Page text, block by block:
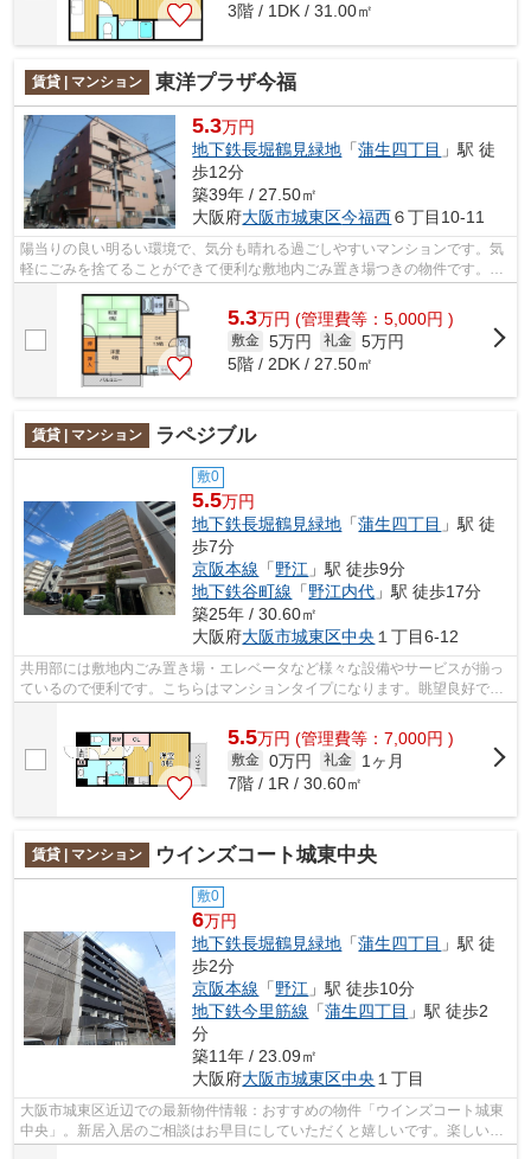
3階 / 1DK / 31.00㎡
賃貸 | マンション 東洋プラザ今福
5.3万円
地下鉄長堀鶴見緑地 「蒲生四丁目 」駅 徒
歩12分
築39年 / 27.50㎡
大阪府大阪市城東区今福西６丁目10-11
陽当りの良い明るい環境で、気分も晴れる過ごしやすいマンションです。気
軽にごみを捨てることができて便利な敷地内ごみ置き場つきの物件です。駅
5.3万円 (管理費等：5,000円 )
敷金 5万円 礼金 5万円
5階 / 2DK / 27.50㎡
賃貸 | マンション ラペジブル
敷0
5.5万円
地下鉄長堀鶴見緑地 「蒲生四丁目 」駅 徒
歩7分
京阪本線 「野江 」駅 徒歩9分
地下鉄谷町線 「野江内代 」駅 徒歩17分
築25年 / 30.60㎡
大阪府大阪市城東区中央 １丁目6-12
共用部には敷地内ごみ置き場・エレベータなど様々な設備やサービスが揃っ
ているので便利です。こちらはマンションタイプになります。眺望良好で景
5.5万円 (管理費等：7,000円 )
敷金 0万円 礼金
1ヶ月
7階 / 1R / 30.60㎡
賃貸 | マンション ウインズコート城東中央
敷0
6万円
地下鉄長堀鶴見緑地 「蒲生四丁目 」駅 徒
歩2分
京阪本線 「野江 」駅 徒歩10分
地下鉄今里筋線 「蒲生四丁目 」駅 徒歩2
分
築11年 / 23.09㎡
大阪府大阪市城東区中央 １丁目
大阪市城東区近辺での最新物件情報：おすすめの物件「ウインズコート城東
中央」。新居入居のご相談はお早目にしていただくと嬉しいです。楽しい一